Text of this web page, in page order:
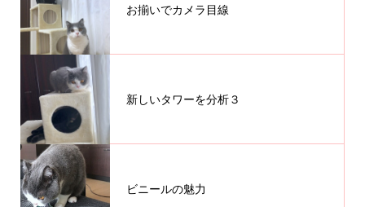
お揃いでカメラ目線
新しいタワーを分析３
ビニールの魅力